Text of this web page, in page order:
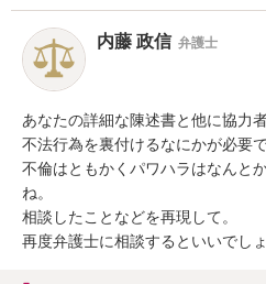
内藤 政信 弁護士
あなたの詳細な陳述書と他に協力
不法行為を裏付けるなにかが必要で
不倫はともかくパワハラはなんと
ね。
相談したことなどを再現して。
再度弁護士に相談するといいでしょ